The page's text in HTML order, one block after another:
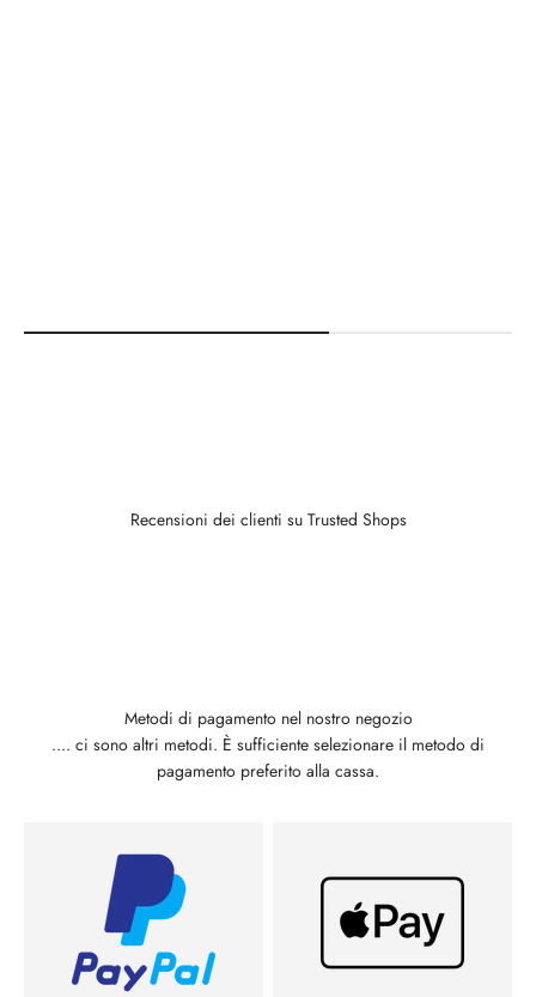
Recensioni dei clienti su Trusted Shops
Metodi di pagamento nel nostro negozio
.... ci sono altri metodi. È sufficiente selezionare il metodo di
pagamento preferito alla cassa.